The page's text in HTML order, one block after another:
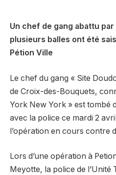
Un chef de gang abattu
plusieurs balles ont été
Pétion Ville
Le chef du gang « Site
de Croix-des-Bouquets,
York New York » est tombé
avec la police ce mardi 2
l’opération en cours contre
Lors d’une opération à
Meyotte, la police de l’Unité